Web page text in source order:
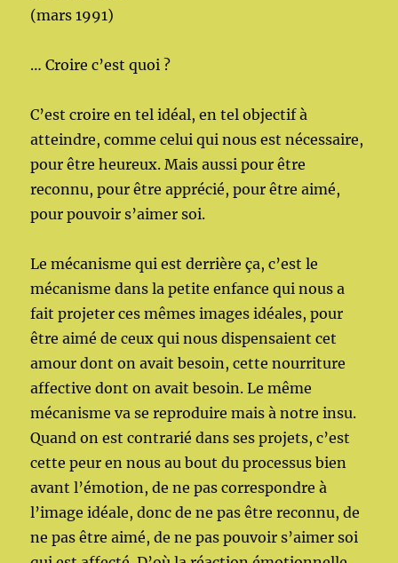
(mars 1991)
… Croire c’est quoi ?
C’est croire en tel idéal, en tel objectif à
atteindre, comme celui qui nous est nécessaire,
pour être heureux. Mais aussi pour être
reconnu, pour être apprécié, pour être aimé,
pour pouvoir s’aimer soi.
Le mécanisme qui est derrière ça, c’est le
mécanisme dans la petite enfance qui nous a
fait projeter ces mêmes images idéales, pour
être aimé de ceux qui nous dispensaient cet
amour dont on avait besoin, cette nourriture
affective dont on avait besoin. Le même
mécanisme va se reproduire mais à notre insu.
Quand on est contrarié dans ses projets, c’est
cette peur en nous au bout du processus bien
avant l’émotion, de ne pas correspondre à
l’image idéale, donc de ne pas être reconnu, de
ne pas être aimé, de ne pas pouvoir s’aimer soi